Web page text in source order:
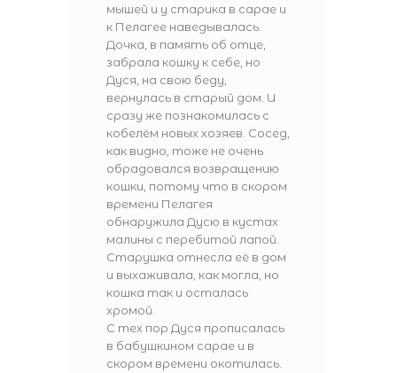
мышей и у старика в сарае и
к Пелагее наведывалась.
Дочка, в память об отце,
забрала кошку к себе, но
Дуся, на свою беду,
вернулась в старый дом. И
сразу же познакомилась с
кобелём новых хозяев. Сосед,
как видно, тоже не очень
обрадовался возвращению
кошки, потому что в скором
времени Пелагея
обнаружила Дусю в кустах
малины с перебитой лапой.
Старушка отнесла её в дом
и выхаживала, как могла, но
кошка так и осталась
хромой.
С тех пор Дуся прописалась
в бабушкином сарае и в
скором времени окотилась.